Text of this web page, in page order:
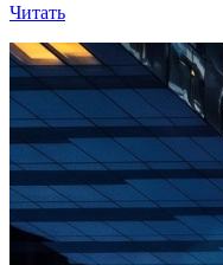
Читать